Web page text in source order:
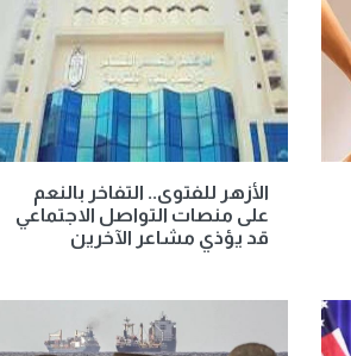
الأزهر للفتوى.. التفاخر بالنعم
على منصات التواصل الاجتماعي
قد يؤذي مشاعر الآخرين